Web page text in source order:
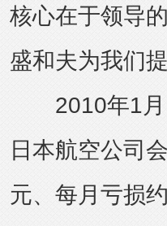
核心在于领导
盛和夫为我们
2010年1月
日本航空公司
元、每月亏损